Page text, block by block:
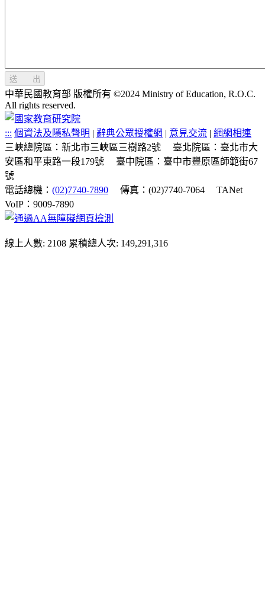
送 出
中華民國教育部 版權所有 ©2024 Ministry of Education, R.O.C.
All rights reserved.
::: 個資法及隱私聲明 | 辭典公眾授權網 | 意見交流 | 網網相連
三峽總院區：新北市三峽區三樹路2號
臺北院區：臺北市大
安區和平東路一段179號
臺中院區：臺中市豐原區師範街67
號
電話總機： (02)7740-7890 傳真：(02)7740-7064
TANet
VoIP：9009-7890
線上人數: 2108 累積總人次: 149,291,316